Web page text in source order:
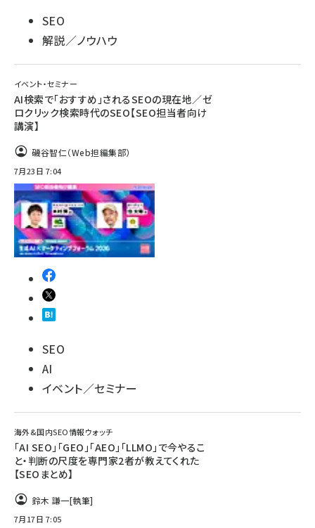
SEO
解説／ノウハウ
イベント・セミナー
AI検索で「おすすめ」されるSEOの現在地／ゼ
ロクリック検索時代のSEO【SEO担当者向け
講演】
磯谷智仁（Web担編集部）
7月23日 7:04
SEO
AI
イベント／セミナー
海外&国内SEO情報ウォッチ
「AI SEO」「GEO」「AEO」「LLMO」で今やるこ
と・判断の尺度を専門家2者が教えてくれた
【SEOまとめ】
鈴木 謙一[執筆]
7月17日 7:05